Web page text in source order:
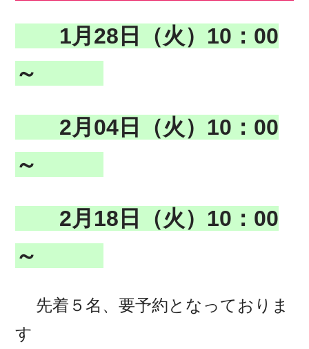
1月28日（火）10：00
～
2月04日（火）10：00
～
2月18日（火）10：00
～
先着５名、要予約となっておりま
す